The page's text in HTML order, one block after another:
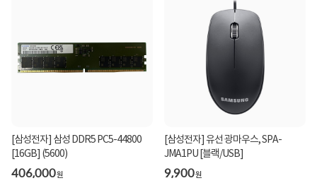
[삼성전자] 삼성 DDR5 PC5-44800
[16GB] (5600)
406,000원
[삼성전자] 유선 광마우스, SPA-
JMA1PU [블랙/USB]
9,900원